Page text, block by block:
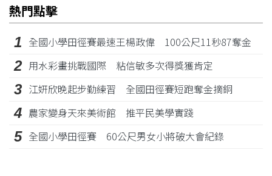
熱門點擊
1 全國小學田徑賽最速王楊政偉 100公尺11秒87奪金
2 用水彩畫挑戰國際 粘信敏多次得獎獲肯定
3 江姸欣晚起步勤練習 全國田徑賽短跑奪金摘銅
4 農家變身天來美術館 推平民美學實踐
5 全國小學田徑賽 60公尺男女小將破大會紀錄